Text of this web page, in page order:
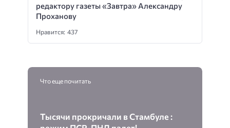
редактору газеты «Завтра» Александру
Проханову
Нравится: 437
Что еще почитать
Тысячи прокричали в Стамбуле :